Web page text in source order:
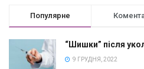
Популярне
“Шишки” після
9 ГРУДНЯ, 2022